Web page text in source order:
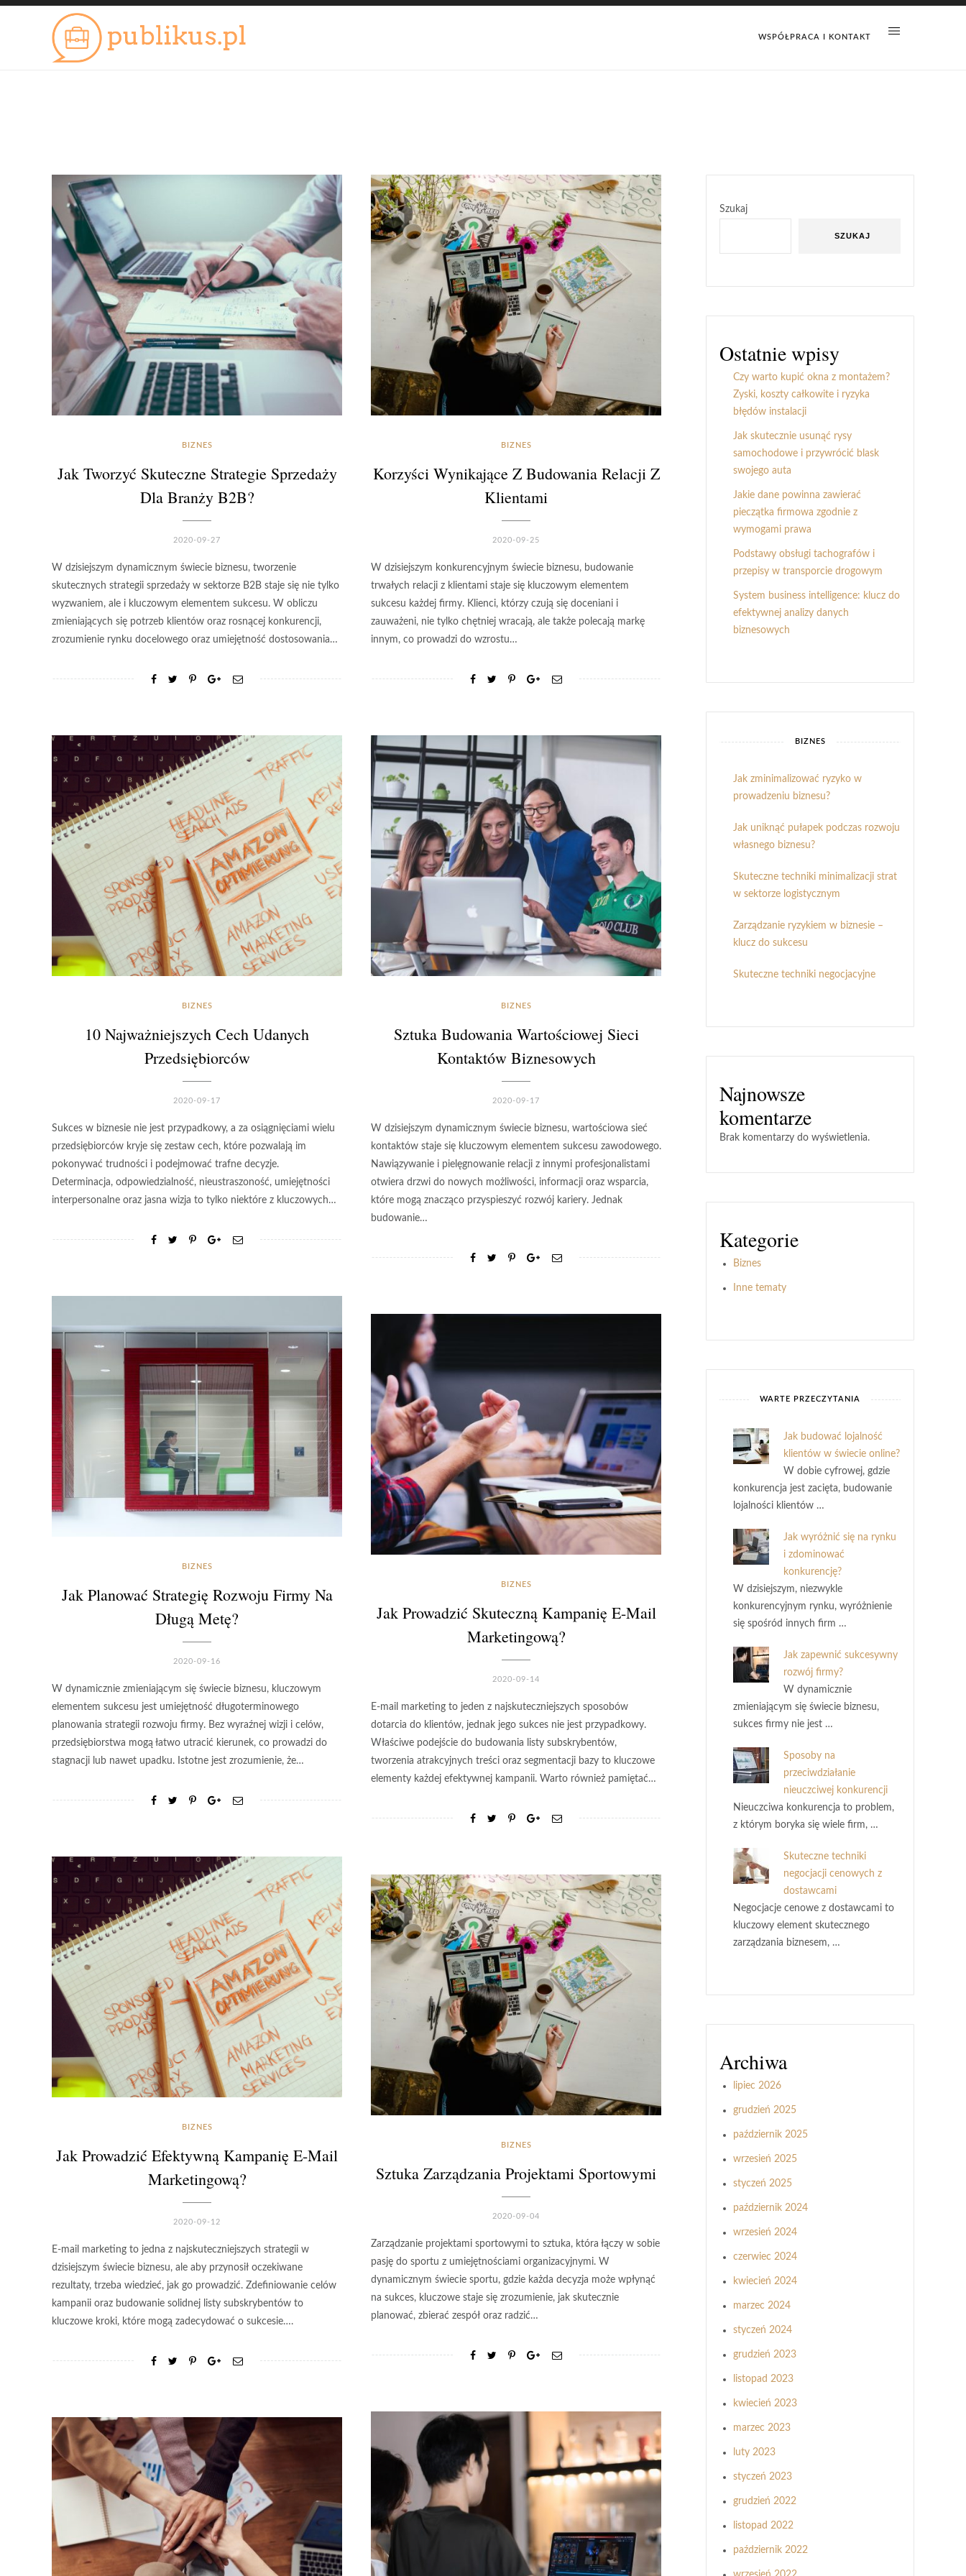
WSPÓŁPRACA I KONTAKT
BIZNES
Jak Tworzyć Skuteczne Strategie Sprzedaży
Dla Branży B2B?
2020-09-27
W dzisiejszym dynamicznym świecie biznesu, tworzenie
skutecznych strategii sprzedaży w sektorze B2B staje się nie tylko
wyzwaniem, ale i kluczowym elementem sukcesu. W obliczu
zmieniających się potrzeb klientów oraz rosnącej konkurencji,
zrozumienie rynku docelowego oraz umiejętność dostosowania…
BIZNES
Korzyści Wynikające Z Budowania Relacji Z
Klientami
2020-09-25
W dzisiejszym konkurencyjnym świecie biznesu, budowanie
trwałych relacji z klientami staje się kluczowym elementem
sukcesu każdej firmy. Klienci, którzy czują się doceniani i
zauważeni, nie tylko chętniej wracają, ale także polecają markę
innym, co prowadzi do wzrostu…
BIZNES
10 Najważniejszych Cech Udanych
Przedsiębiorców
2020-09-17
Sukces w biznesie nie jest przypadkowy, a za osiągnięciami wielu
przedsiębiorców kryje się zestaw cech, które pozwalają im
pokonywać trudności i podejmować trafne decyzje.
Determinacja, odpowiedzialność, nieustraszoność, umiejętności
interpersonalne oraz jasna wizja to tylko niektóre z kluczowych…
BIZNES
Sztuka Budowania Wartościowej Sieci
Kontaktów Biznesowych
2020-09-17
W dzisiejszym dynamicznym świecie biznesu, wartościowa sieć
kontaktów staje się kluczowym elementem sukcesu zawodowego.
Nawiązywanie i pielęgnowanie relacji z innymi profesjonalistami
otwiera drzwi do nowych możliwości, informacji oraz wsparcia,
które mogą znacząco przyspieszyć rozwój kariery. Jednak
budowanie…
BIZNES
Jak Planować Strategię Rozwoju Firmy Na
Długą Metę?
2020-09-16
W dynamicznie zmieniającym się świecie biznesu, kluczowym
elementem sukcesu jest umiejętność długoterminowego
planowania strategii rozwoju firmy. Bez wyraźnej wizji i celów,
przedsiębiorstwa mogą łatwo utracić kierunek, co prowadzi do
stagnacji lub nawet upadku. Istotne jest zrozumienie, że…
BIZNES
Jak Prowadzić Skuteczną Kampanię E-Mail
Marketingową?
2020-09-14
E-mail marketing to jeden z najskuteczniejszych sposobów
dotarcia do klientów, jednak jego sukces nie jest przypadkowy.
Właściwe podejście do budowania listy subskrybentów,
tworzenia atrakcyjnych treści oraz segmentacji bazy to kluczowe
elementy każdej efektywnej kampanii. Warto również pamiętać…
BIZNES
Jak Prowadzić Efektywną Kampanię E-Mail
Marketingową?
2020-09-12
E-mail marketing to jedna z najskuteczniejszych strategii w
dzisiejszym świecie biznesu, ale aby przynosił oczekiwane
rezultaty, trzeba wiedzieć, jak go prowadzić. Zdefiniowanie celów
kampanii oraz budowanie solidnej listy subskrybentów to
kluczowe kroki, które mogą zadecydować o sukcesie….
BIZNES
Sztuka Zarządzania Projektami Sportowymi
2020-09-04
Zarządzanie projektami sportowymi to sztuka, która łączy w sobie
pasję do sportu z umiejętnościami organizacyjnymi. W
dynamicznym świecie sportu, gdzie każda decyzja może wpłynąć
na sukces, kluczowe staje się zrozumienie, jak skutecznie
planować, zbierać zespół oraz radzić…
Szukaj
SZUKAJ
Ostatnie wpisy
Czy warto kupić okna z montażem?
Zyski, koszty całkowite i ryzyka
błędów instalacji
Jak skutecznie usunąć rysy
samochodowe i przywrócić blask
swojego auta
Jakie dane powinna zawierać
pieczątka firmowa zgodnie z
wymogami prawa
Podstawy obsługi tachografów i
przepisy w transporcie drogowym
System business intelligence: klucz do
efektywnej analizy danych
biznesowych
BIZNES
Jak zminimalizować ryzyko w
prowadzeniu biznesu?
Jak uniknąć pułapek podczas rozwoju
własnego biznesu?
Skuteczne techniki minimalizacji strat
w sektorze logistycznym
Zarządzanie ryzykiem w biznesie –
klucz do sukcesu
Skuteczne techniki negocjacyjne
Najnowsze
komentarze
Brak komentarzy do wyświetlenia.
Kategorie
Biznes
Inne tematy
WARTE PRZECZYTANIA
Jak budować lojalność
klientów w świecie online?
W dobie cyfrowej, gdzie
konkurencja jest zacięta, budowanie
lojalności klientów …
Jak wyróżnić się na rynku
i zdominować
konkurencję?
W dzisiejszym, niezwykle
konkurencyjnym rynku, wyróżnienie
się spośród innych firm …
Jak zapewnić sukcesywny
rozwój firmy?
W dynamicznie
zmieniającym się świecie biznesu,
sukces firmy nie jest …
Sposoby na
przeciwdziałanie
nieuczciwej konkurencji
Nieuczciwa konkurencja to problem,
z którym boryka się wiele firm, …
Skuteczne techniki
negocjacji cenowych z
dostawcami
Negocjacje cenowe z dostawcami to
kluczowy element skutecznego
zarządzania biznesem, …
Archiwa
lipiec 2026
grudzień 2025
październik 2025
wrzesień 2025
styczeń 2025
październik 2024
wrzesień 2024
czerwiec 2024
kwiecień 2024
marzec 2024
styczeń 2024
grudzień 2023
listopad 2023
kwiecień 2023
marzec 2023
luty 2023
styczeń 2023
grudzień 2022
listopad 2022
październik 2022